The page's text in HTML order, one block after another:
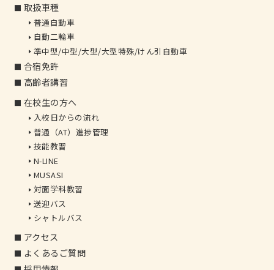
取扱車種
普通自動車
自動二輪車
準中型/中型/大型/大型特殊/けん引自動車
合宿免許
高齢者講習
在校生の方へ
入校日からの流れ
普通（AT）進捗管理
技能教習
N-LINE
MUSASI
対面学科教習
送迎バス
シャトルバス
アクセス
よくあるご質問